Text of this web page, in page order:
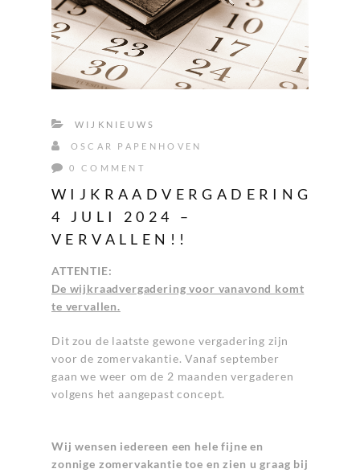
WIJKNIEUWS
OSCAR PAPENHOVEN
0 COMMENT
WIJKRAADVERGADERING
4 JULI 2024 –
VERVALLEN!!
ATTENTIE:
De wijkraadvergadering voor vanavond komt
te vervallen.
Dit zou de laatste gewone vergadering zijn
voor de zomervakantie. Vanaf september
gaan we weer om de 2 maanden vergaderen
volgens het aangepast concept.
Wij wensen iedereen een hele fijne en
zonnige zomervakantie toe en zien u graag bij